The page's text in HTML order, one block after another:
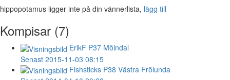
hippopotamus ligger inte på din vännerlista, lägg till
Kompisar (7)
ErikF P37 Mölndal
Senast 2015-11-03 08:15
Fishsticks P38 Västra Frölunda